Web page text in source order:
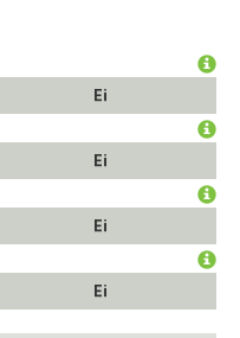
Ei
Ei
Ei
Ei